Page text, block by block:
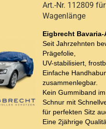
Art.-Nr. 112809
Wagenlänge
Eigbrecht
Seit Jahrzehnten
Prägefolie,
UV-stabilisiert,
Einfache
zusammenlegbar.
Kein Gummiband
Schnur mit
für perfekten Sitz
Eine 2jährige